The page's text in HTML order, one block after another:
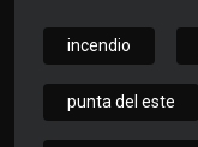
incendio
punta del este